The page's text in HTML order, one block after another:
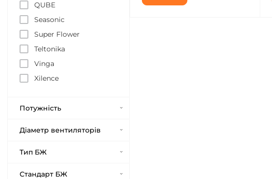
QUBE
Seasonic
Super Flower
Teltonika
Vinga
Xilence
Потужність
Діаметр вентиляторів
Тип БЖ
Стандарт БЖ